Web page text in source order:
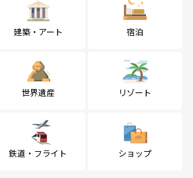
建築・アート 宿泊
世界遺産 リゾート
鉄道・フライト ショップ